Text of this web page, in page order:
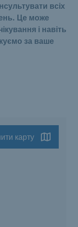
всіх
Це може
і навіть
за ваше
карту